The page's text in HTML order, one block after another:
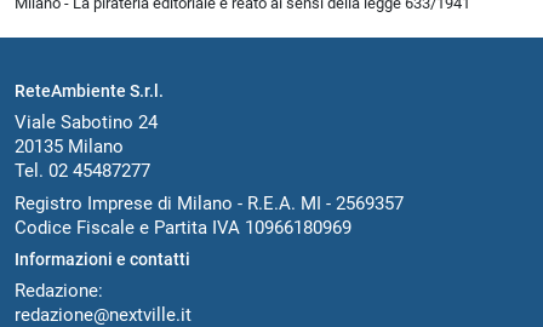
ReteAmbiente S.r.l.
Viale Sabotino 24
20135 Milano
Tel. 02 45487277
Registro Imprese di Milano - R.E.A. MI - 2569357
Codice Fiscale e Partita IVA 10966180969
Informazioni e contatti
Redazione:
redazione@nextville.it